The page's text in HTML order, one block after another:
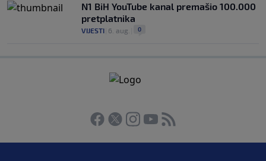
N1 BiH YouTube kanal premašio 100.000
pretplatnika
VIJESTI 6. aug. 0